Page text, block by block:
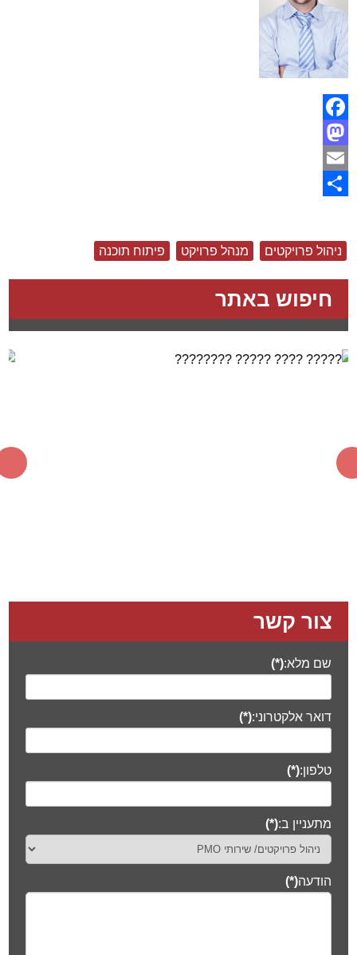
Facebook
Mastodon
Email
ניהול פרויקטים מנהל פרויקט פיתוח תוכנה
חיפוש באתר
צור קשר
שם מלא:(*)
דואר אלקטרוני:(*)
טלפון:(*)
מתעניין ב:(*)
הודעה(*)